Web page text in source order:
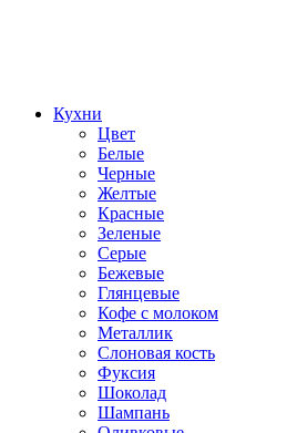
Кухни
Цвет
Белые
Черные
Желтые
Красные
Зеленые
Серые
Бежевые
Глянцевые
Кофе с молоком
Металлик
Слоновая кость
Фуксия
Шоколад
Шампань